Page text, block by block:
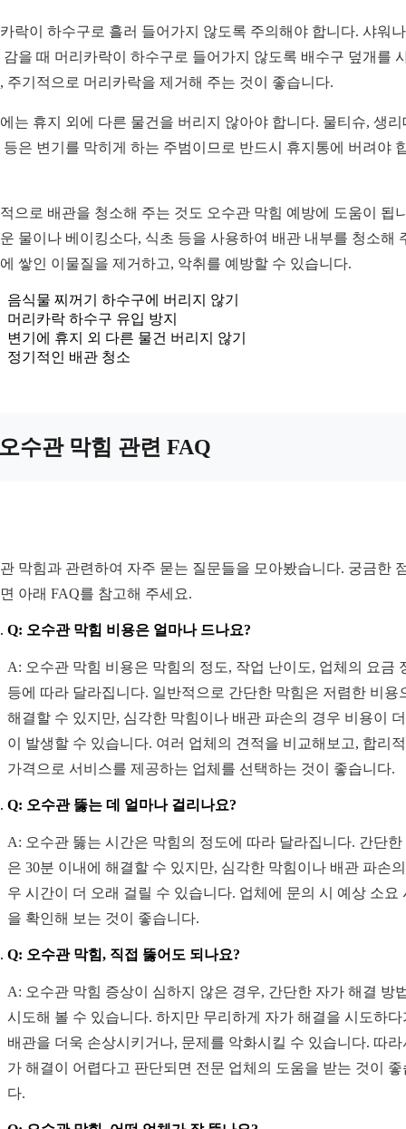
락이 하수구로 흘러 들어가지 않도록 주의해야 합니다. 샤워
감을 때 머리카락이 하수구로 들어가지 않도록 배수구 덮개를
주기적으로 머리카락을 제거해 주는 것이 좋습니다.
는 휴지 외에 다른 물건을 버리지 않아야 합니다. 물티슈, 생리
등은 변기를 막히게 하는 주범이므로 반드시 휴지통에 버려야
으로 배관을 청소해 주는 것도 오수관 막힘 예방에 도움이 됩
물이나 베이킹소다, 식초 등을 사용하여 배관 내부를 청소해
쌓인 이물질을 제거하고, 악취를 예방할 수 있습니다.
음식물 찌꺼기 하수구에 버리지 않기
머리카락 하수구 유입 방지
변기에 휴지 외 다른 물건 버리지 않기
정기적인 배관 청소
수관 막힘 관련 FAQ
막힘과 관련하여 자주 묻는 질문들을 모아봤습니다. 궁금한
아래 FAQ를 참고해 주세요.
Q: 오수관 막힘 비용은 얼마나 드나요?
A: 오수관 막힘 비용은 막힘의 정도, 작업 난이도, 업체의 요금
등에 따라 달라집니다. 일반적으로 간단한 막힘은 저렴한 비용
해결할 수 있지만, 심각한 막힘이나 배관 파손의 경우 비용이
이 발생할 수 있습니다. 여러 업체의 견적을 비교해보고, 합리
가격으로 서비스를 제공하는 업체를 선택하는 것이 좋습니다.
Q: 오수관 뚫는 데 얼마나 걸리나요?
A: 오수관 뚫는 시간은 막힘의 정도에 따라 달라집니다. 간단한
은 30분 이내에 해결할 수 있지만, 심각한 막힘이나 배관 파손
우 시간이 더 오래 걸릴 수 있습니다. 업체에 문의 시 예상 소요
을 확인해 보는 것이 좋습니다.
Q: 오수관 막힘, 직접 뚫어도 되나요?
A: 오수관 막힘 증상이 심하지 않은 경우, 간단한 자가 해결 방
시도해 볼 수 있습니다. 하지만 무리하게 자가 해결을 시도하다
배관을 더욱 손상시키거나, 문제를 악화시킬 수 있습니다. 따라
가 해결이 어렵다고 판단되면 전문 업체의 도움을 받는 것이 좋
다.